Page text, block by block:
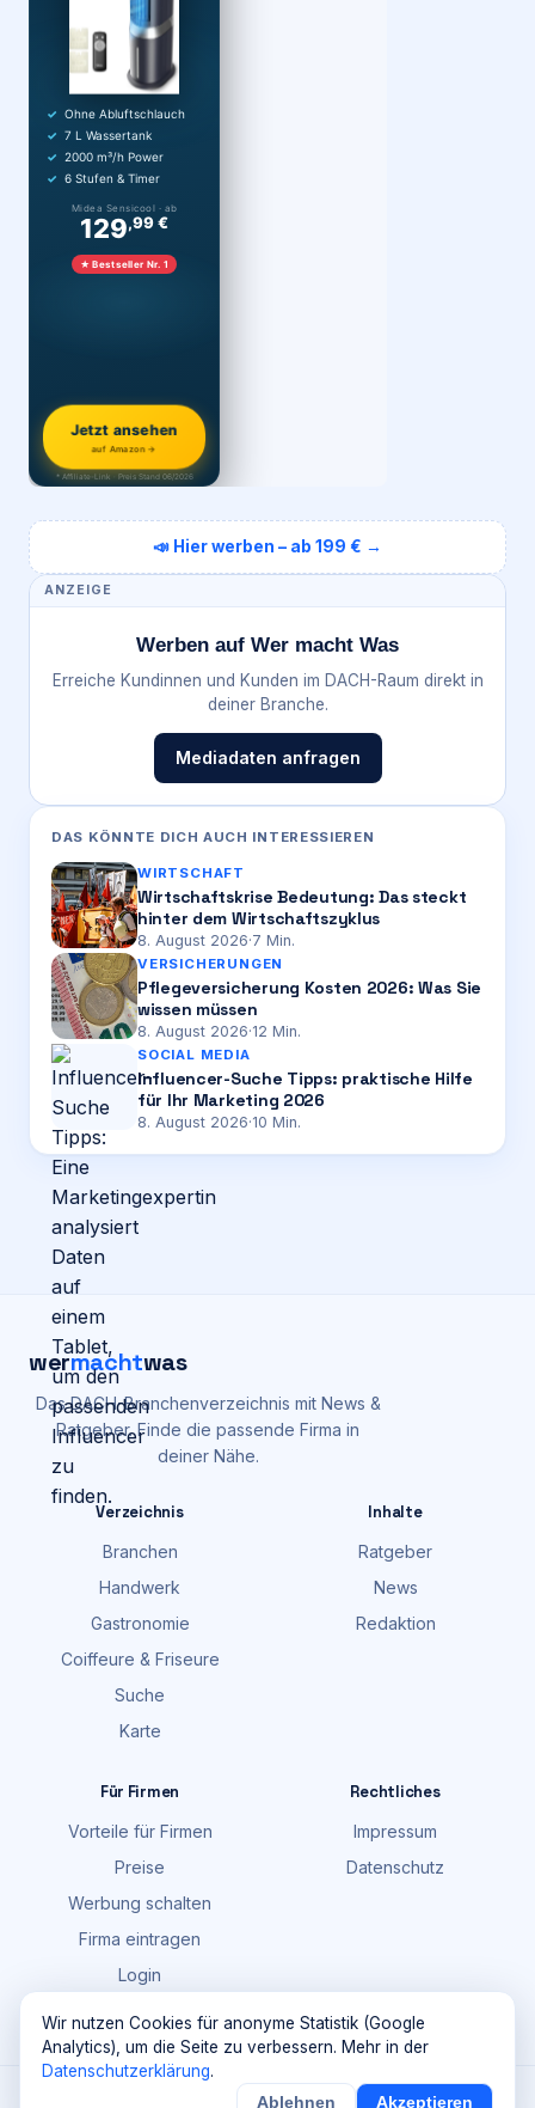
Ohne Abluftschlauch
7 L Wassertank
2000 m³/h Power
6 Stufen & Timer
Midea Sensicool · ab
129,99 €
★ Bestseller Nr. 1
Jetzt ansehen
auf Amazon →
* Affiliate-Link · Preis Stand 06/2026
📣 Hier werben – ab 199 € →
ANZEIGE
Werben auf Wer macht Was
Erreiche Kundinnen und Kunden im DACH-Raum direkt in
deiner Branche.
Mediadaten anfragen
DAS KÖNNTE DICH AUCH INTERESSIEREN
WIRTSCHAFT
Wirtschaftskrise Bedeutung: Das steckt
hinter dem Wirtschaftszyklus
8. August 2026·7 Min.
VERSICHERUNGEN
Pflegeversicherung Kosten 2026: Was Sie
wissen müssen
8. August 2026·12 Min.
SOCIAL MEDIA
Influencer-Suche Tipps: praktische Hilfe
für Ihr Marketing 2026
8. August 2026·10 Min.
wermachtwas
Das DACH-Branchenverzeichnis mit News &
Ratgeber. Finde die passende Firma in
deiner Nähe.
Verzeichnis
Branchen
Handwerk
Gastronomie
Coiffeure & Friseure
Suche
Karte
Inhalte
Ratgeber
News
Redaktion
Für Firmen
Vorteile für Firmen
Preise
Werbung schalten
Firma eintragen
Login
Rechtliches
Impressum
Datenschutz
Maik Möhring Media · Ermatingen
Wir nutzen Cookies für anonyme Statistik (Google
Analytics), um die Seite zu verbessern. Mehr in der
Datenschutzerklärung.
Ablehnen Akzeptieren